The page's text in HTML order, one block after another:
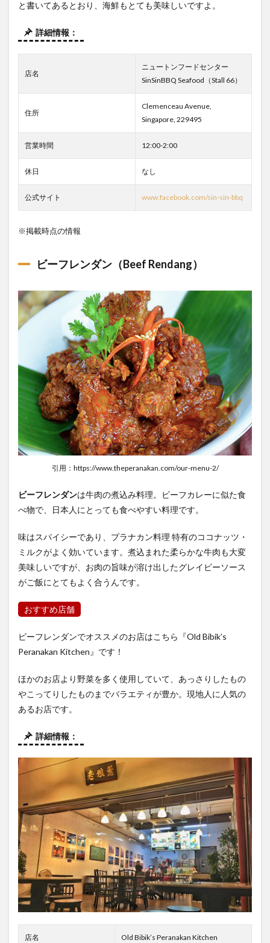
と書いてあるとおり、海鮮もとても美味しいですよ。
詳細情報：
店名
ニュートンフードセンター
SinSinBBQ Seafood（Stall 66）
住所
Clemenceau Avenue,
Singapore, 229495
営業時間 12:00-2:00
休日 なし
公式サイト www.facebook.com/sin-sin-bbq
※掲載時点の情報
ビーフレンダン（Beef Rendang）
引用：https://www.theperanakan.com/our-menu-2/
ビーフレンダンは牛肉の煮込み料理。ビーフカレーに似た食
べ物で、日本人にとっても食べやすい料理です。
味はスパイシーであり、プラナカン料理 特有のココナッツ・
ミルクがよく効いています。煮込まれた柔らかな牛肉も大変
美味しいですが、お肉の旨味が溶け出したグレイビーソース
がご飯にとてもよく合うんです。
おすすめ店舗
ビーフレンダンでオススメのお店はこちら『Old Bibik’s
Peranakan Kitchen』です！
ほかのお店より野菜を多く使用していて、あっさりしたもの
やこってりしたものまでバラエティが豊か。現地人に人気の
あるお店です。
詳細情報：
店名 Old Bibik’s Peranakan Kitchen